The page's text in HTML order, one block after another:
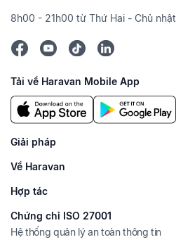
8h00 - 21h00 từ Thứ Hai - Chủ nhật
Tải về Haravan Mobile App
Giải pháp
Về Haravan
Hợp tác
Chứng chỉ ISO 27001
Hệ thống quản lý an toàn thông tin